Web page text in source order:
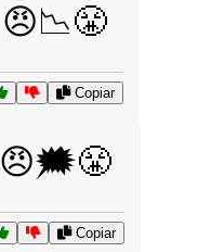
😠📉😤
Copiar
😠🗯️😤
Copiar